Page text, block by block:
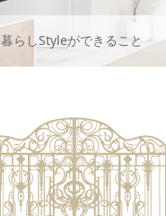
暮らしStyleができること